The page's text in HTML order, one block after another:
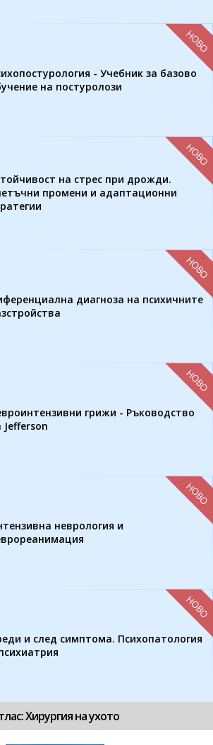
- Учебник за базово
на постуролози
НОВО
на стрес при дрожди.
промени и адаптационни
НОВО
диагноза на психичните
НОВО
грижи - Ръководство
Jefferson
НОВО
неврология и
НОВО
и след симптома. Психопатология
НОВО
Хирургия на ухото